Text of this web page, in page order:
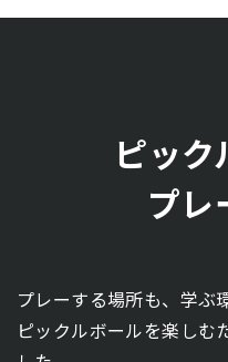
ピック
プレ
プレーする場所も、学ぶ
ピックルボールを楽しむ